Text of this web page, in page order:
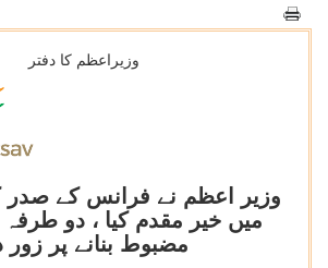
وزیراعظم کا دفتر
وزیر اعظم نے فرانس کے صدر
میں خیر مقدم کیا ، دو
مضبوط بنانے پر زور